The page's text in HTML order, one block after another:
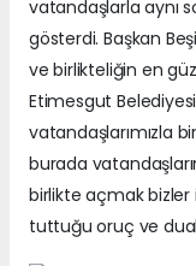
vatandaşlarla aynı
gösterdi. Başkan
ve birlikteliğin en
Etimesgut
vatandaşlarımızla
burada
birlikte açmak bizler
tuttuğu oruç ve